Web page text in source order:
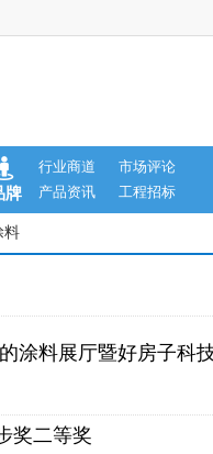
牌
行业商道
市场评论
产品资讯
工程招标
料
涂料展厅暨好房子科
奖二等奖